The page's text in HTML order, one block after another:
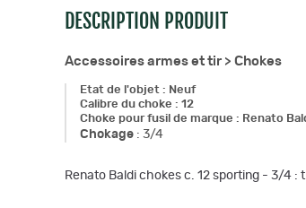
DESCRIPTION PRODUIT
Accessoires armes et tir > Chokes
Etat de l'objet : Neuf
Calibre du choke : 12
Choke pour fusil de marque : Renato
Chokage : 3/4
Renato Baldi chokes c. 12 sporting - 3/4 :